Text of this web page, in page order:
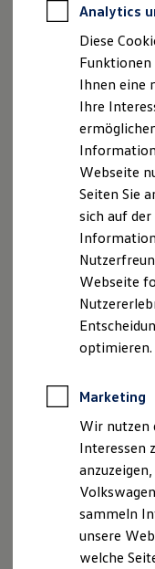
Für
Für
Leasing
Für
Für
Kfz-
Besitzer & Service
Reparatur &
Räder
Software,
VW
VW
VW
VW
Fleet
Hilfreiches
Autohaus
Bremer Straße 1
27404 Zeven
Telefonnummer:
Faxnummer:
E-Mail:
Umsatzst.-ID-Nr.:
Registergericht:
Register-Nr.: D-
Hinweis gemäß §
„Wir sind zur
verpflichtet.“
Analytics
Diese
Funktionen
Ihnen eine
Ihre
Webseite
Seiten Sie
sich auf
Webseite
optimieren.
Marketing
Wir nutzen
Interessen
sammeln
unsere
welche